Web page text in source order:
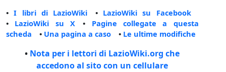
•I libri di LazioWiki • LazioWiki su Facebook
• LazioWiki su X • Pagine collegate a questa
scheda • Una pagina a caso • Le ultime modifiche
• Nota per i lettori di LazioWiki.org che
accedono al sito con un cellulare